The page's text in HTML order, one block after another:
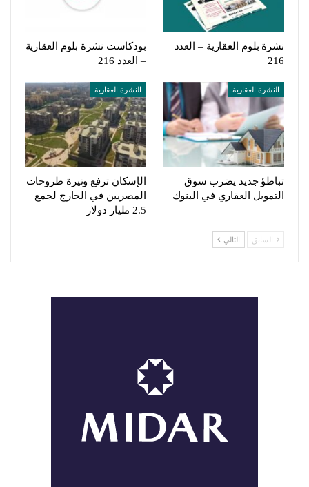
نشرة بلوم العقارية – العدد
216
بودكاست نشرة بلوم العقارية
– العدد 216
النشرة العقارية
تباطؤ جديد يضرب سوق
التمويل العقاري في البنوك
النشرة العقارية
الإسكان ترفع وتيرة طروحات
المصريين في الخارج لجمع
2.5 مليار دولار
السابق التالي